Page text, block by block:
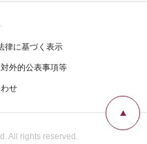
律に基づく表示
外的公表事項等
せ
All rights reserved.